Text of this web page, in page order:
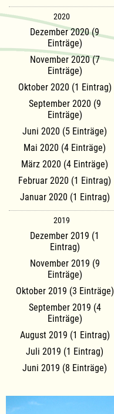
2020
Dezember 2020 (9
Einträge)
November 2020 (7
Einträge)
Oktober 2020 (1 Eintrag)
September 2020 (9
Einträge)
Juni 2020 (5 Einträge)
Mai 2020 (4 Einträge)
März 2020 (4 Einträge)
Februar 2020 (1 Eintrag)
Januar 2020 (1 Eintrag)
2019
Dezember 2019 (1
Eintrag)
November 2019 (9
Einträge)
Oktober 2019 (3 Einträge)
September 2019 (4
Einträge)
August 2019 (1 Eintrag)
Juli 2019 (1 Eintrag)
Juni 2019 (8 Einträge)